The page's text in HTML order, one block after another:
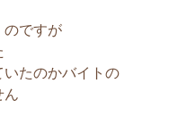
の夜景スポット
気に入りの夜景スポットがい
ドライブに行った場所、ま
場所、人が少なく落ち着いて
のですが
たのかバイトの
ん